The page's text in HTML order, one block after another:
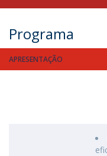
Programa
APRESENTAÇÃO